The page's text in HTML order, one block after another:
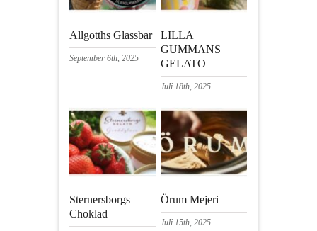
Allgotths Glassbar
September 6th, 2025
LILLA
GUMMANS
GELATO
Juli 18th, 2025
Sternersborgs
Choklad
Örum Mejeri
Juli 15th, 2025